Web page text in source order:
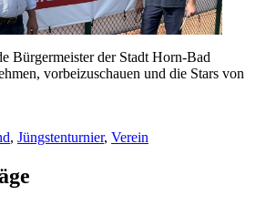
Bürgermeister der Stadt Horn-Bad
vorbeizuschauen und die Stars von
, Jüngstenturnier, Verein